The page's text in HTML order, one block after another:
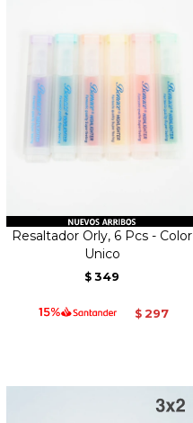
Resaltador Orly, 6 Pcs - Color
Unico
$ 349
$ 297